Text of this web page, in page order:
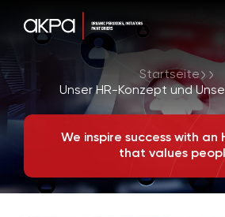
Startseite
Unser HR-Konzept und
We inspire success with an
that values